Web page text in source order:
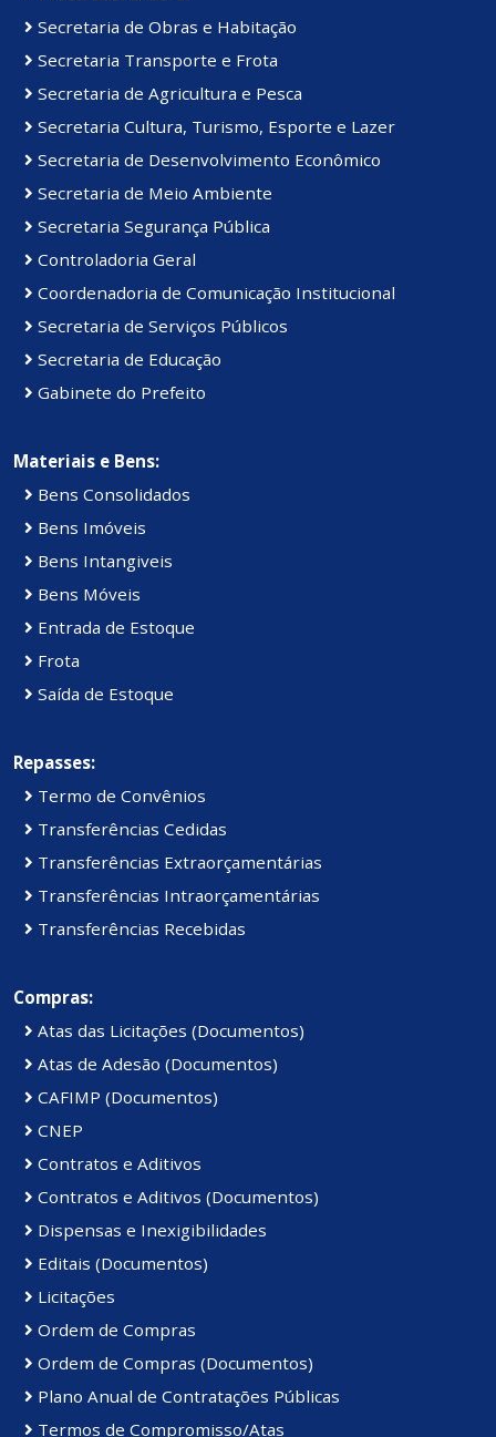
Secretaria de Obras e Habitação
Secretaria Transporte e Frota
Secretaria de Agricultura e Pesca
Secretaria Cultura, Turismo, Esporte e Lazer
Secretaria de Desenvolvimento Econômico
Secretaria de Meio Ambiente
Secretaria Segurança Pública
Controladoria Geral
Coordenadoria de Comunicação Institucional
Secretaria de Serviços Públicos
Secretaria de Educação
Gabinete do Prefeito
Materiais e Bens:
Bens Consolidados
Bens Imóveis
Bens Intangiveis
Bens Móveis
Entrada de Estoque
Frota
Saída de Estoque
Repasses:
Termo de Convênios
Transferências Cedidas
Transferências Extraorçamentárias
Transferências Intraorçamentárias
Transferências Recebidas
Compras:
Atas das Licitações (Documentos)
Atas de Adesão (Documentos)
CAFIMP (Documentos)
CNEP
Contratos e Aditivos
Contratos e Aditivos (Documentos)
Dispensas e Inexigibilidades
Editais (Documentos)
Licitações
Ordem de Compras
Ordem de Compras (Documentos)
Plano Anual de Contratações Públicas
Termos de Compromisso/Atas